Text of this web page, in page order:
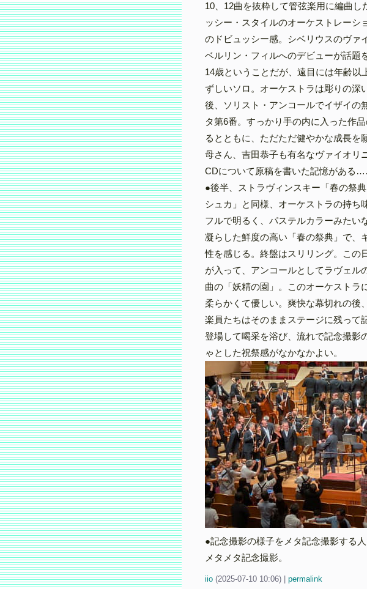
10、12曲を抜粋して管弦楽用に編曲し
ッシー・スタイルのオーケストレーシ
のドビュッシー感。シベリウスのヴァ
ベルリン・フィルへのデビューが話題
14歳ということだが、遠目には年齢以
ずしいソロ。オーケストラは彫りの深
後、ソリスト・アンコールでイザイの
タ第6番。すっかり手の内に入った作
るとともに、ただただ健やかな成長を
母さん、吉田恭子も有名なヴァイオリ
CDについて原稿を書いた記憶がある
●後半、ストラヴィンスキー「春の祭
シュカ」と同様、オーケストラの持ち
フルで明るく、パステルカラーみたい
凝らした鮮度の高い「春の祭典」で、
性を感じる。終盤はスリリング。この
が入って、アンコールとしてラヴェル
曲の「妖精の園」。このオーケストラ
柔らかくて優しい。爽快な幕切れの後
楽員たちはそのままステージに残って
登場して喝采を浴び、流れで記念撮影
ゃとした祝祭感がなかなかよい。
●記念撮影の様子をメタ記念撮影する
メタメタ記念撮影。
iio (2025-07-10 10:06) | permalink